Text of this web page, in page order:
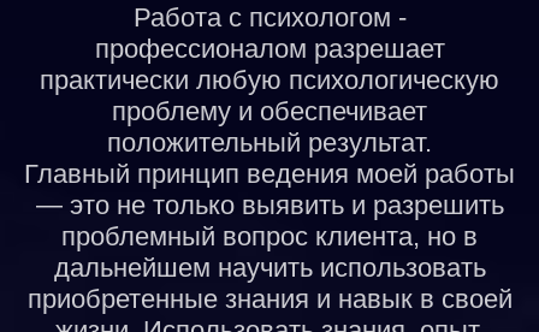
Работа с психологом -
профессионалом разрешает
практически любую психологическую
проблему и обеспечивает
положительный результат.
Главный принцип ведения моей работы
— это не только выявить и разрешить
проблемный вопрос клиента, но в
дальнейшем научить использовать
приобретенные знания и навык в своей